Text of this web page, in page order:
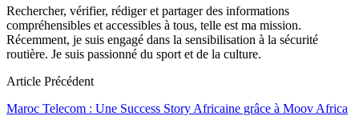
Rechercher, vérifier, rédiger et partager des informations
compréhensibles et accessibles à tous, telle est ma mission.
Récemment, je suis engagé dans la sensibilisation à la sécurité
routière. Je suis passionné du sport et de la culture.
Article Précédent
Maroc Telecom : Une Success Story Africaine grâce à Moov Africa